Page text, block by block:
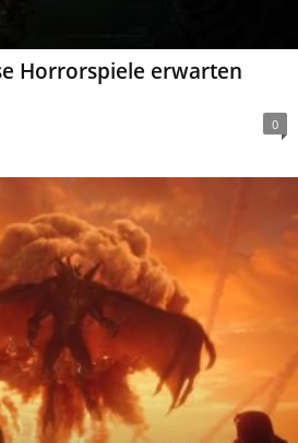
Horrorspiele erwarten
0